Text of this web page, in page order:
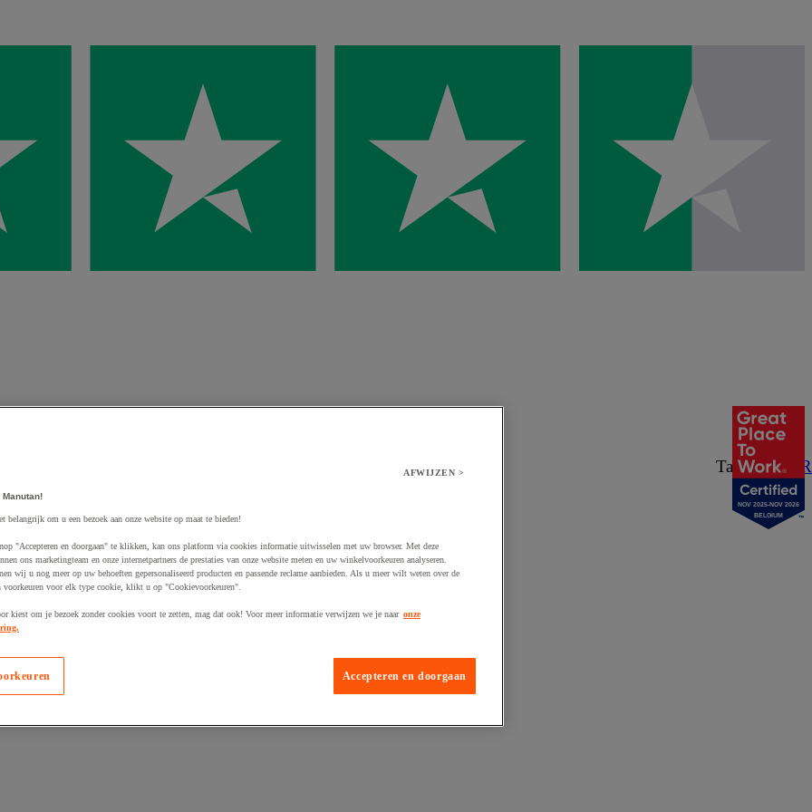
Taal:NL/ FR
aan winkelwagen
NOV 2025-NOV 2026
BELGIUM
AFWIJZEN >
belangrijk om u een bezoek aan onze website op maat te bieden!
"Accepteren en doorgaan" te klikken, kan ons platform via cookies informatie uitwisselen met uw browser. Met deze
ons marketingteam en onze internetpartners de prestaties van onze website meten en uw winkelvoorkeuren analyseren.
wij u nog meer op uw behoeften gepersonaliseerd producten en passende reclame aanbieden. Als u meer wilt weten over de
voorkeuren voor elk type cookie, klikt u op "Cookievoorkeuren".
kiest om je bezoek zonder cookies voort te zetten, mag dat ook! Voor meer informatie verwijzen we je naar onze
Accepteren en doorgaan